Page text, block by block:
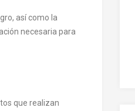
así como la
necesaria para
que realizan